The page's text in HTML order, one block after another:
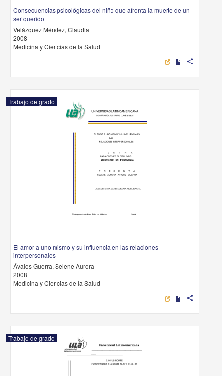
Consecuencias psicológicas del niño que afronta la muerte de un
ser querido
Velázquez Méndez, Claudia
2008
Medicina y Ciencias de la Salud
share
Trabajo de grado
El amor a uno mismo y su influencia en las relaciones
interpersonales
Ávalos Guerra, Selene Aurora
2008
Medicina y Ciencias de la Salud
share
Trabajo de grado